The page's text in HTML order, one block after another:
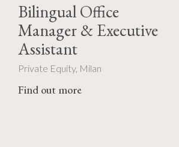
Bilingual Office
Manager & Executive
Assistant
Private Equity, Milan
Find out more